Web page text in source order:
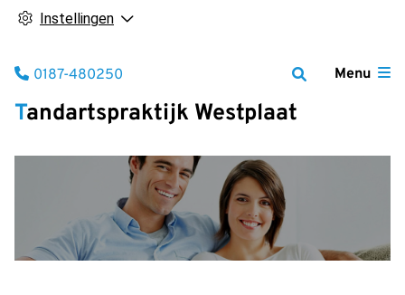
Instellingen
Tandartspraktijk Westplaat
Menu
Tel:
0187-480250